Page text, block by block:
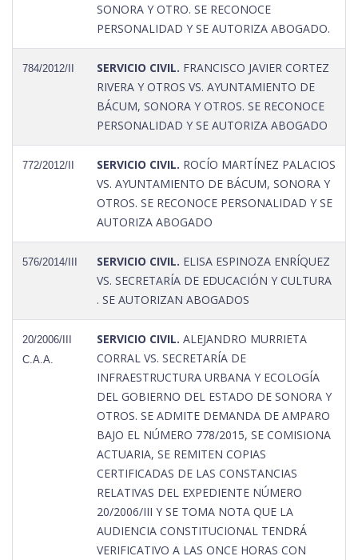
SONORA Y OTRO. SE RECONOCE
PERSONALIDAD Y SE AUTORIZA ABOGADO.
784/2012/II SERVICIO CIVIL. FRANCISCO JAVIER CORTEZ
RIVERA Y OTROS VS. AYUNTAMIENTO DE
BÁCUM, SONORA Y OTROS. SE RECONOCE
PERSONALIDAD Y SE AUTORIZA ABOGADO
772/2012/II SERVICIO CIVIL. ROCÍO MARTÍNEZ PALACIOS
VS. AYUNTAMIENTO DE BÁCUM, SONORA Y
OTROS. SE RECONOCE PERSONALIDAD Y SE
AUTORIZA ABOGADO
576/2014/III SERVICIO CIVIL. ELISA ESPINOZA ENRÍQUEZ
VS. SECRETARÍA DE EDUCACIÓN Y CULTURA
. SE AUTORIZAN ABOGADOS
20/2006/III
C.A.A.
SERVICIO CIVIL. ALEJANDRO MURRIETA
CORRAL VS. SECRETARÍA DE
INFRAESTRUCTURA URBANA Y ECOLOGÍA
DEL GOBIERNO DEL ESTADO DE SONORA Y
OTROS. SE ADMITE DEMANDA DE AMPARO
BAJO EL NÚMERO 778/2015, SE COMISIONA
ACTUARIA, SE REMITEN COPIAS
CERTIFICADAS DE LAS CONSTANCIAS
RELATIVAS DEL EXPEDIENTE NÚMERO
20/2006/III Y SE TOMA NOTA QUE LA
AUDIENCIA CONSTITUCIONAL TENDRÁ
VERIFICATIVO A LAS ONCE HORAS CON